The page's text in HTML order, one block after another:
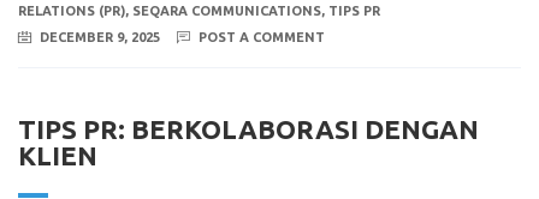
RELATIONS (PR), SEQARA COMMUNICATIONS, TIPS PR
DECEMBER 9, 2025
POST A COMMENT
TIPS PR: BERKOLABORASI DENGAN
KLIEN